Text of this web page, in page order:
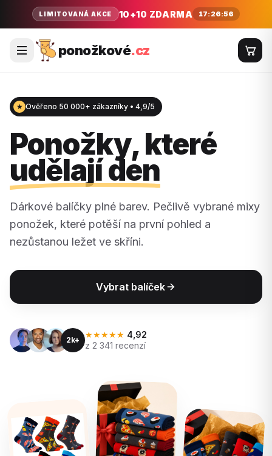
LIMITOVANÁ AKCE 10+10 ZDARMA 17:26:55
ponožkové.cz
★ Ověřeno 50 000+ zákazníky • 4,9/5
Ponožky, které
udělají den
Dárkové balíčky plné barev. Pečlivě vybrané mixy
ponožek, které potěší na první pohled a
nezůstanou ležet ve skříni.
Vybrat balíček
2k+
★★★★★ 4,92
z 2 341 recenzí